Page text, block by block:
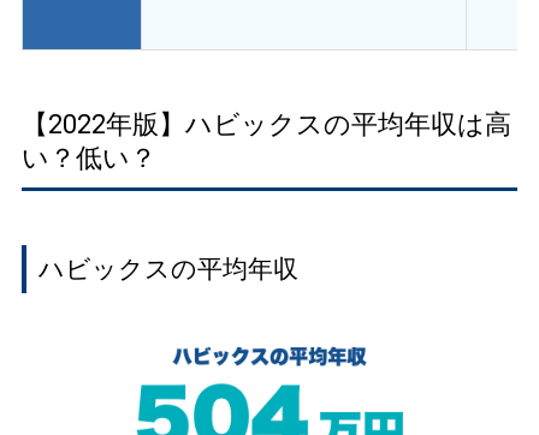
【2022年版】ハビックスの平均年収は高
い？低い？
ハビックスの平均年収